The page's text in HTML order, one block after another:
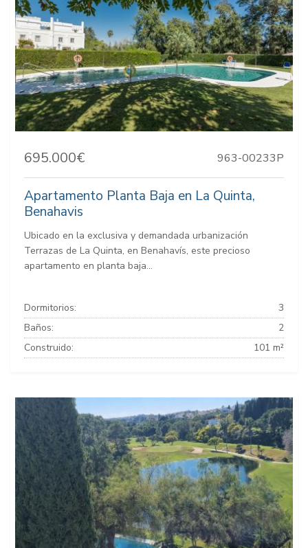
695.000€ 963-00233P
Apartamento Planta Baja en La Quinta,
Benahavis
Ubicado en la exclusiva y demandada urbanización
Terrazas de La Quinta, en Benahavís, este precioso
apartamento en planta baja...
Dormitorios:
3
Baños:
2
Construido:
101 m²